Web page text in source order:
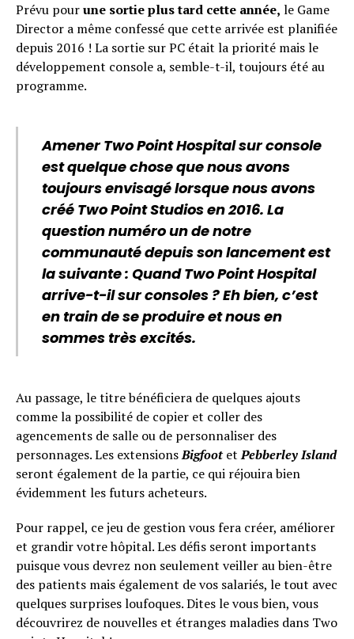
Prévu pourune sortie plus tard cette année, le Game
Director a même confessé que cette arrivée est planifiée
depuis 2016 ! La sortie sur PC était la priorité mais le
développement console a, semble-t-il, toujours été au
programme.
Amener Two Point Hospital sur console
est quelque chose que nous avons
toujours envisagé lorsque nous avons
créé Two Point Studios en 2016. La
question numéro un de notre
communauté depuis son lancement est
la suivante : Quand Two Point Hospital
arrive-t-il sur consoles ? Eh bien, c’est
en train de se produire et nous en
sommes très excités.
Au passage, le titre bénéficiera de quelques ajouts
comme la possibilité de copier et coller des
agencements de salle ou de personnaliser des
personnages. Les extensionsBigfootetPebberley Island
seront également de la partie, ce qui réjouira bien
évidemment les futurs acheteurs.
Pour rappel, ce jeu de gestion vous fera créer, améliorer
et grandir votre hôpital. Les défis seront importants
puisque vous devrez non seulement veiller au bien-être
des patients mais également de vos salariés, le tout avec
quelques surprises loufoques. Dites le vous bien, vous
découvrirez de nouvelles et étranges maladies dans Two